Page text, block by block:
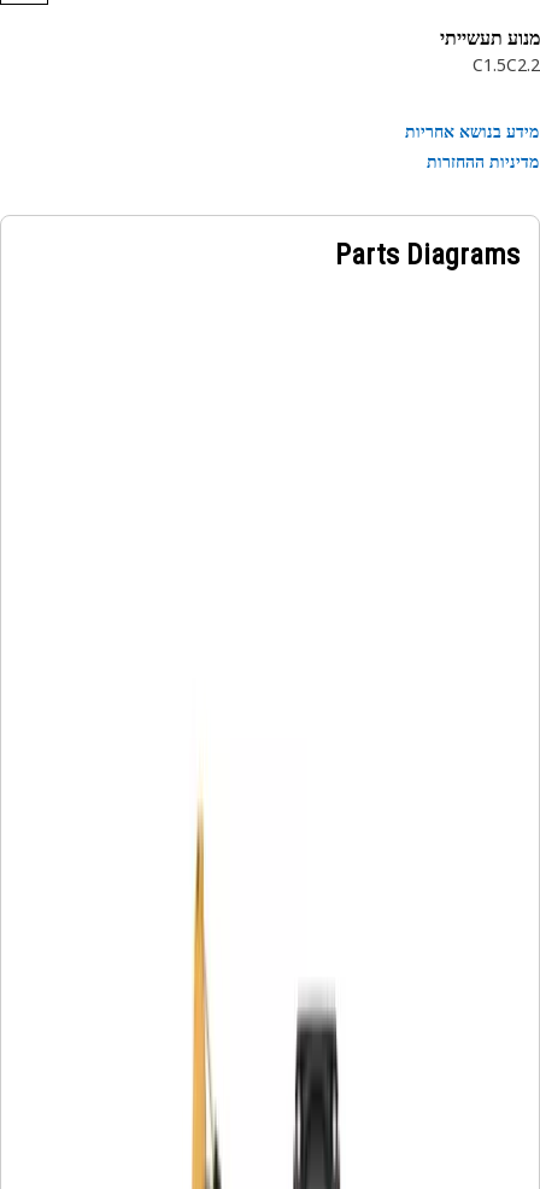
• HV420-520 or HRC42-50 hardness provides
durability and wear
The Constant Tension Spring Band Clip maintains a
applying a continuous and adjustable clamping
תעשייתי
C1.5
בנושא אחריות
ההחזרות
Parts Diagrams